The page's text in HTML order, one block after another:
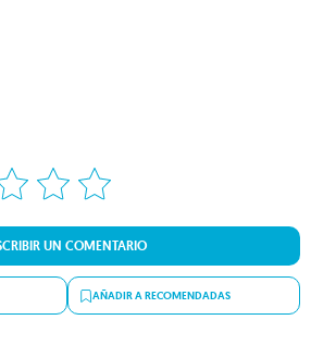
UN COMENTARIO
AÑADIR A RECOMENDADAS